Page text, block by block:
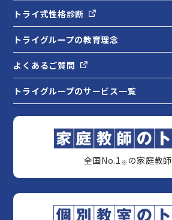
トライ式性格診断
トライグループの教育理念
よくあるご質問
トライグループのサービス一覧
全国No.1 ※ の家庭教師